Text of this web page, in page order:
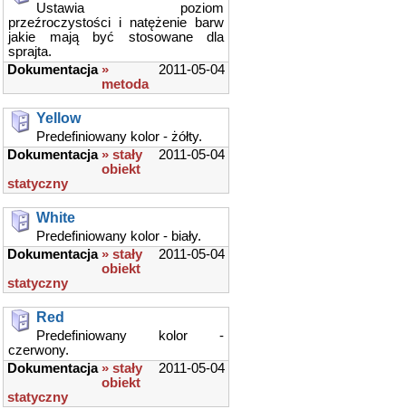
Ustawia poziom
przeźroczystości i natężenie barw
jakie mają być stosowane dla
sprajta.
2011-05-04
Dokumentacja »
metoda
Yellow
Predefiniowany kolor - żółty.
2011-05-04
Dokumentacja » stały
obiekt
statyczny
White
Predefiniowany kolor - biały.
2011-05-04
Dokumentacja » stały
obiekt
statyczny
Red
Predefiniowany kolor -
czerwony.
2011-05-04
Dokumentacja » stały
obiekt
statyczny